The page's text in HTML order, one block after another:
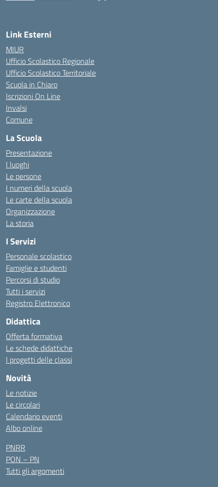
Link Esterni
MIUR
Ufficio Scolastico Regionale
Ufficio Scolastico Territoriale
Scuola in Chiaro
Iscrizioni On Line
Invalsi
Comune
La Scuola
Presentazione
I luoghi
Le persone
I numeri della scuola
Le carte della scuola
Organizzazione
La storia
I Servizi
Personale scolastico
Famiglie e studenti
Percorsi di studio
Tutti i servizi
Registro Elettronico
Didattica
Offerta formativa
Le schede didattiche
I progetti delle classi
Novità
Le notizie
Le circolari
Calendario eventi
Albo online
PNRR
PON – PN
Tutti gli argomenti